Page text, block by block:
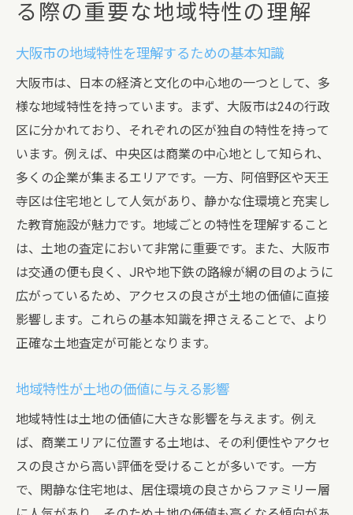
る際の重要な地域特性の理解
大阪市の地域特性を理解するための基本知識
大阪市は、日本の経済と文化の中心地の一つとして、多
様な地域特性を持っています。まず、大阪市は24の行政
区に分かれており、それぞれの区が独自の特性を持って
います。例えば、中央区は商業の中心地として知られ、
多くの企業が集まるエリアです。一方、阿倍野区や天王
寺区は住宅地として人気があり、静かな住環境と充実し
た教育施設が魅力です。地域ごとの特性を理解すること
は、土地の査定において非常に重要です。また、大阪市
は交通の便も良く、JRや地下鉄の路線が網の目のように
広がっているため、アクセスの良さが土地の価値に直接
影響します。これらの基本知識を押さえることで、より
正確な土地査定が可能となります。
地域特性が土地の価値に与える影響
地域特性は土地の価値に大きな影響を与えます。例え
ば、商業エリアに位置する土地は、その利便性やアクセ
スの良さから高い評価を受けることが多いです。一方
で、閑静な住宅地は、居住環境の良さからファミリー層